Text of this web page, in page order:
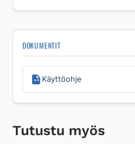
DOKUMENTIT
Käyttöohje
Tutustu myös